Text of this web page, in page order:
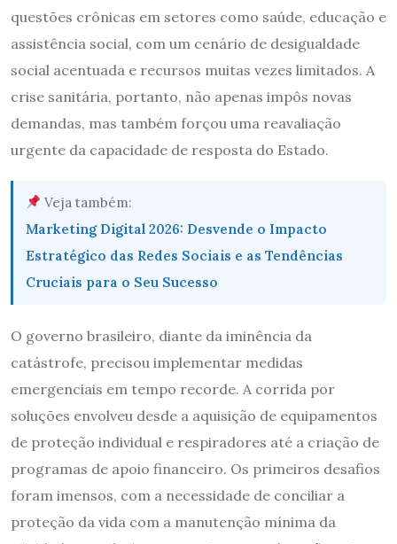
questões crônicas em setores como saúde, educação e
assistência social, com um cenário de desigualdade
social acentuada e recursos muitas vezes limitados. A
crise sanitária, portanto, não apenas impôs novas
demandas, mas também forçou uma reavaliação
urgente da capacidade de resposta do Estado.
Veja também:
Marketing Digital 2026: Desvende o Impacto
Estratégico das Redes Sociais e as Tendências
Cruciais para o Seu Sucesso
O governo brasileiro, diante da iminência da
catástrofe, precisou implementar medidas
emergenciais em tempo recorde. A corrida por
soluções envolveu desde a aquisição de equipamentos
de proteção individual e respiradores até a criação de
programas de apoio financeiro. Os primeiros desafios
foram imensos, com a necessidade de conciliar a
proteção da vida com a manutenção mínima da